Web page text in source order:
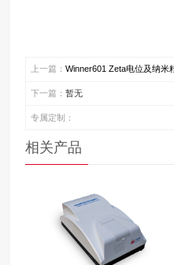
上一篇： Winner601 Zeta电位及纳米
下一篇： 暂无
专属定制：
相关产品